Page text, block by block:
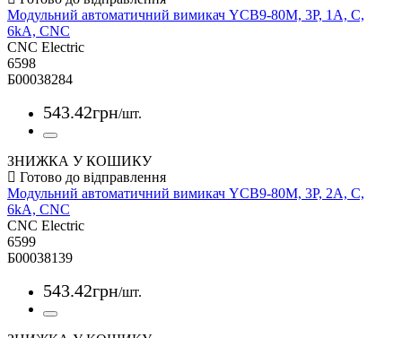
Модульний автоматичний вимикач YCB9-80M, 3Р, 1А, С,
6kА, CNC
CNC Electric
6598
Б00038284
543.42грн/шт.
ЗНИЖКА У КОШИКУ
Модульний автоматичний вимикач YCB9-80M, 3Р, 2А, С,
6kА, CNC
CNC Electric
6599
Б00038139
543.42грн/шт.